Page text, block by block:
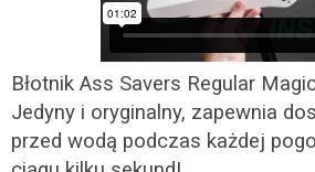
Błotnik Ass Savers Regular
Jedyny i oryginalny, zapewnia
przed wodą podczas każdej